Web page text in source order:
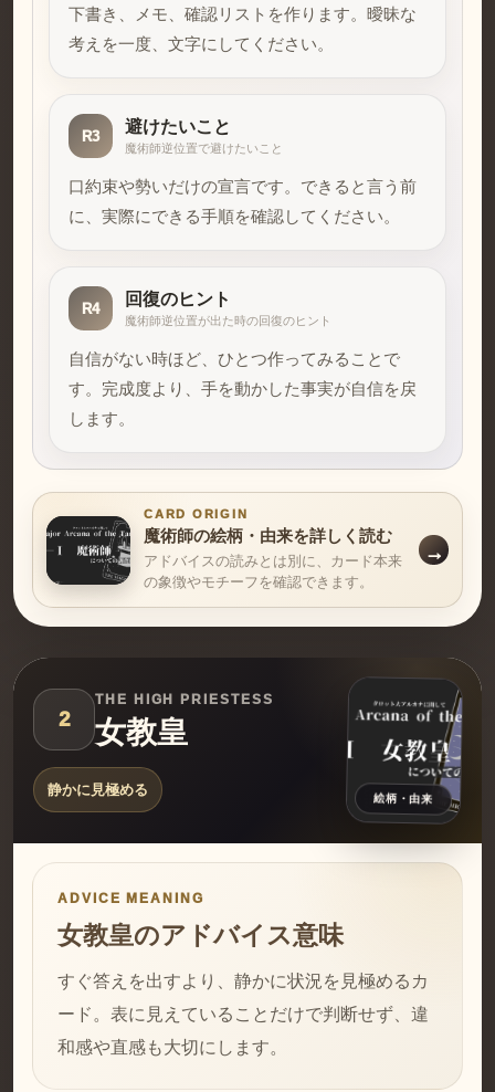
下書き、メモ、確認リストを作ります。曖昧な
考えを一度、文字にしてください。
R3 避けたいこと
魔術師逆位置で避けたいこと
口約束や勢いだけの宣言です。できると言う前
に、実際にできる手順を確認してください。
R4 回復のヒント
魔術師逆位置が出た時の回復のヒント
自信がない時ほど、ひとつ作ってみることで
す。完成度より、手を動かした事実が自信を戻
します。
CARD ORIGIN
魔術師の絵柄・由来を詳しく読む
アドバイスの読みとは別に、カード本来
の象徴やモチーフを確認できます。
2
THE HIGH PRIESTESS
女教皇
静かに見極める
絵柄・由来
ADVICE MEANING
女教皇のアドバイス意味
すぐ答えを出すより、静かに状況を見極めるカ
ード。表に見えていることだけで判断せず、違
和感や直感も大切にします。